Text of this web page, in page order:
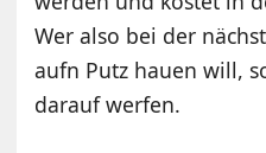
Wer also bei der
aufn Putz hauen will,
darauf werfen.